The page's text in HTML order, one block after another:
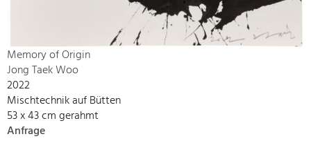
Memory of Origin
Jong Taek Woo
2022
Mischtechnik auf Bütten
53 x 43 cm gerahmt
Anfrage